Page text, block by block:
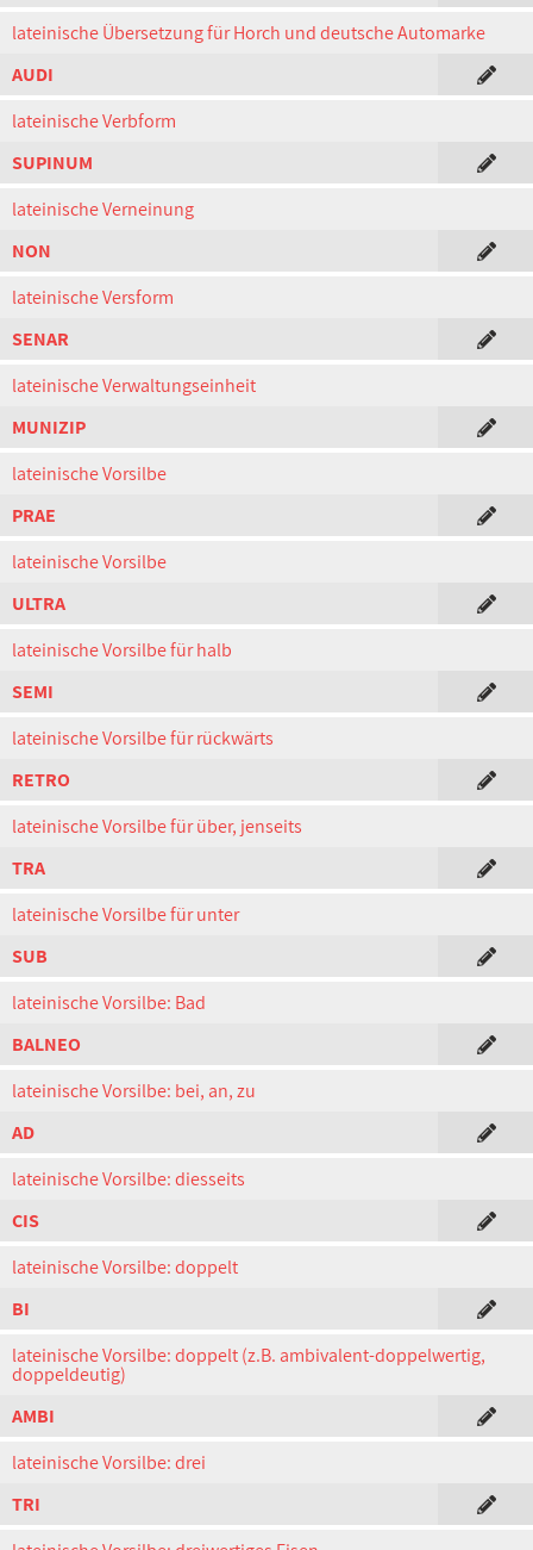
lateinische Übersetzung für Horch und deutsche Automarke
AUDI
lateinische Verbform
SUPINUM
lateinische Verneinung
NON
lateinische Versform
SENAR
lateinische Verwaltungseinheit
MUNIZIP
lateinische Vorsilbe
PRAE
lateinische Vorsilbe
ULTRA
lateinische Vorsilbe für halb
SEMI
lateinische Vorsilbe für rückwärts
RETRO
lateinische Vorsilbe für über, jenseits
TRA
lateinische Vorsilbe für unter
SUB
lateinische Vorsilbe: Bad
BALNEO
lateinische Vorsilbe: bei, an, zu
AD
lateinische Vorsilbe: diesseits
CIS
lateinische Vorsilbe: doppelt
BI
lateinische Vorsilbe: doppelt (z.B. ambivalent-doppelwertig,
doppeldeutig)
AMBI
lateinische Vorsilbe: drei
TRI